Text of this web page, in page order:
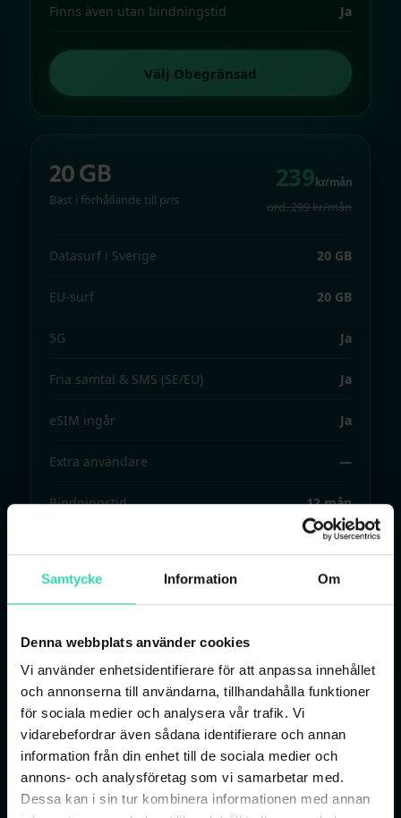
Samtycke Information Om
Denna webbplats använder cookies
Vi använder enhetsidentifierare för att anpassa innehållet
och annonserna till användarna, tillhandahålla funktioner
för sociala medier och analysera vår trafik. Vi
vidarebefordrar även sådana identifierare och annan
information från din enhet till de sociala medier och
annons- och analysföretag som vi samarbetar med.
Dessa kan i sin tur kombinera informationen med annan
Finns även utan bindningstid Ja
Välj Obegränsad
20 GB
Bäst i förhållande till pris
239kr/mån
ord. 299 kr/mån
Datasurf i Sverige 20 GB
EU-surf 20 GB
5G Ja
Fria samtal & SMS (SE/EU) Ja
eSIM ingår Ja
Extra användare —
Bindningstid 12 mån
Ja
Välj 20 GB
Alla priser inkl. moms. Kampanjpris gäller de första 12
månaderna, därefter ord. pris.